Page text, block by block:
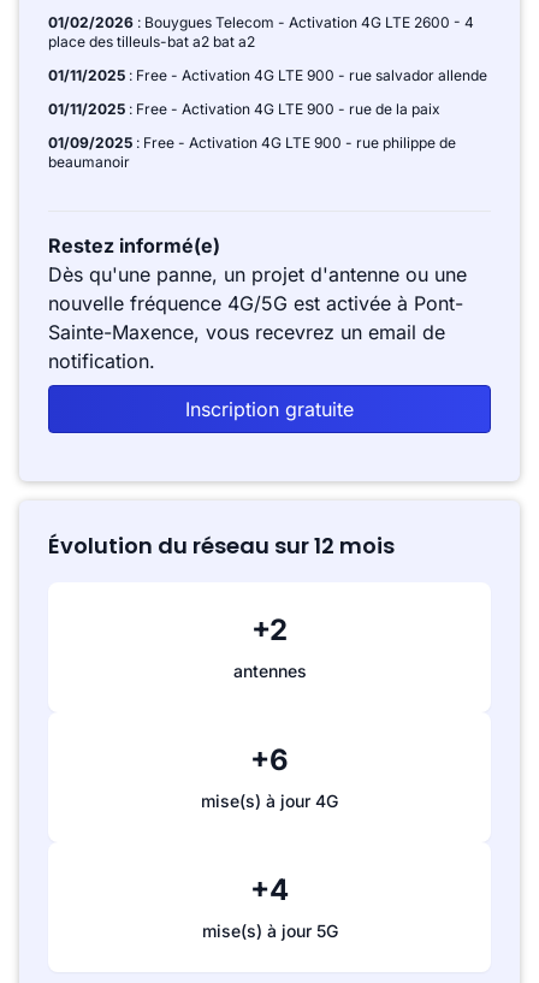
01/02/2026 : Bouygues Telecom - Activation 4G LTE 2600 - 4
place des tilleuls-bat a2 bat a2
01/11/2025 : Free - Activation 4G LTE 900 - rue salvador allende
01/11/2025 : Free - Activation 4G LTE 900 - rue de la paix
01/09/2025 : Free - Activation 4G LTE 900 - rue philippe de
beaumanoir
Restez informé(e)
Dès qu'une panne, un projet d'antenne ou une
nouvelle fréquence 4G/5G est activée à Pont-
Sainte-Maxence, vous recevrez un email de
notification.
Inscription gratuite
Évolution du réseau sur 12 mois
+2
antennes
+6
mise(s) à jour 4G
+4
mise(s) à jour 5G